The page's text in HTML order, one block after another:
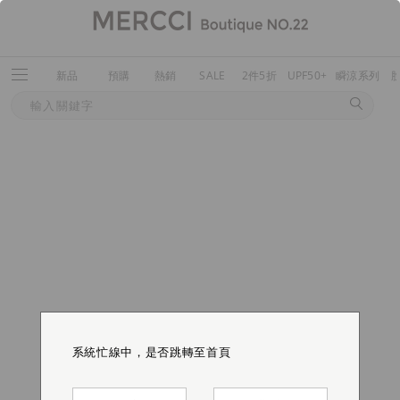
新品 預購 熱銷 SALE 2件5折 UPF50+ 瞬涼系列
系統忙線中，是否跳轉至首頁
系統忙線中，是否跳轉至首頁
系統忙線中，是否跳轉至首頁
系統忙線中，是否跳轉至首頁
系統忙線中，是否跳轉至首頁